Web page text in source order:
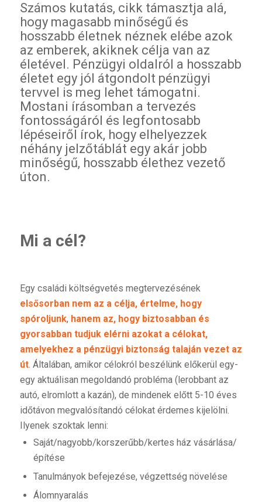
Számos kutatás, cikktámasztja alá,
hogy magasabb minőségű és
hosszabb életnek néznek elébe azok
az emberek, akiknek célja van az
életével. Pénzügyi oldalról a hosszabb
életet egy jól átgondolt pénzügyi
tervvel is meg lehet támogatni.
Mostani írásomban a tervezés
fontosságáról és legfontosabb
lépéseiről írok, hogy elhelyezzek
néhány jelzőtáblát egy akár jobb
minőségű, hosszabb élethez vezető
úton.
Mi a cél?
Egy családi költségvetés megtervezésének
elsősorban nem az a célja, értelme, hogy
spóroljunk, hanem az, hogy biztosabban és
gyorsabban tudjuk elérni azokat a célokat,
amelyekhez a pénzügyi biztonság talaján vezet az
út. Általában, amikor célokról beszélünk előkerül egy-
egy aktuálisan megoldandó probléma (lerobbant az
autó, elromlott a kazán), de mindenek előtt 5-10 éves
időtávon megvalósítandó célokat érdemes kijelölni.
Ilyenek szoktak lenni:
Saját/nagyobb/korszerűbb/kertes ház vásárlása/
építése
Tanulmányok befejezése, végzettség növelése
Álomnyaralás